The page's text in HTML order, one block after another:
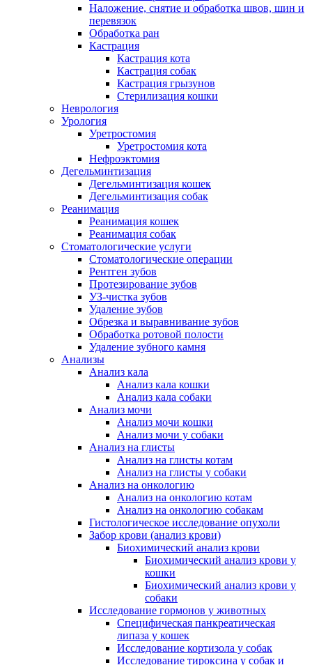
Наложение, снятие и обработка швов, шин и
перевязок
Обработка ран
Кастрация
Кастрация кота
Кастрация собак
Кастрация грызунов
Стерилизация кошки
Неврология
Урология
Уретростомия
Уретростомия кота
Нефроэктомия
Дегельминтизация
Дегельминтизация кошек
Дегельминтизация собак
Реанимация
Реанимация кошек
Реанимация собак
Стоматологические услуги
Стоматологические операции
Рентген зубов
Протезирование зубов
УЗ-чистка зубов
Удаление зубов
Обрезка и выравнивание зубов
Обработка ротовой полости
Удаление зубного камня
Анализы
Анализ кала
Анализ кала кошки
Анализ кала собаки
Анализ мочи
Анализ мочи кошки
Анализ мочи у собаки
Анализ на глисты
Анализ на глисты котам
Анализ на глисты у собаки
Анализ на онкологию
Анализ на онкологию котам
Анализ на онкологию собакам
Гистологическое исследование опухоли
Забор крови (анализ крови)
Биохимический анализ крови
Биохимический анализ крови у
кошки
Биохимический анализ крови у
собаки
Исследование гормонов у животных
Специфическая панкреатическая
липаза у кошек
Исследование кортизола у собак
Исследование тироксина у собак и